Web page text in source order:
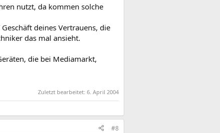
nutzt, da kommen solche
deines Vertrauens, die
das mal ansieht.
die bei Mediamarkt,
Zuletzt bearbeitet: 6. April 2004
#8